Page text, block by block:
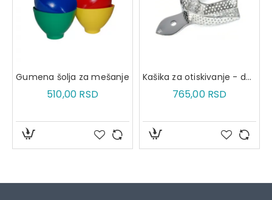
Gumena šolja za mešanje
510,00 RSD
Kašika za otiskivanje - donja
765,00 RSD